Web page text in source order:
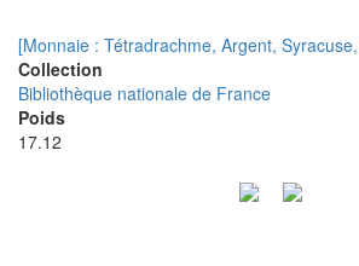
[Monnaie : Tétradrachme, Argent,
Collection
Bibliothèque nationale de France
Poids
17.12